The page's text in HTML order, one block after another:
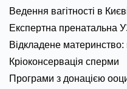
Ведення вагітності в
Експертна пренатальна
Відкладене материнство:
Кріоконсервація сперми
Програми з донацією